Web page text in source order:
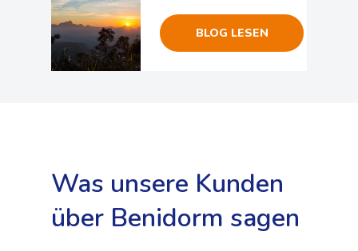
BLOG LESEN
Was unsere Kunden
über Benidorm sagen